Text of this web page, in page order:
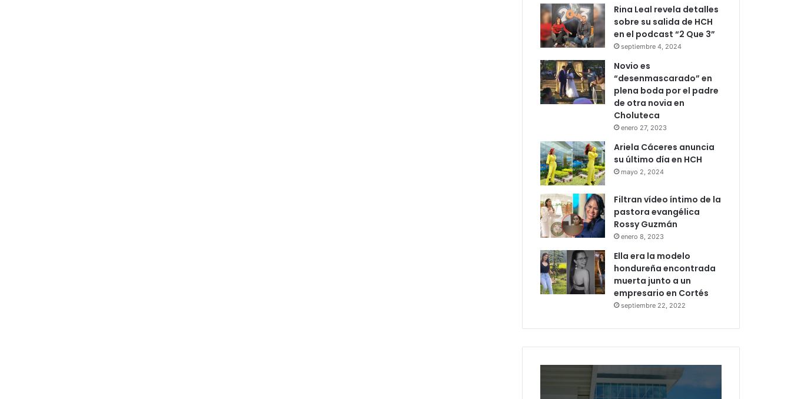
Rina Leal revela detalles
sobre su salida de HCH
en el podcast “2 Que 3”
septiembre 4, 2024
Novio es
“desenmascarado” en
plena boda por el padre
de otra novia en
Choluteca
enero 27, 2023
Ariela Cáceres anuncia
su último día en HCH
mayo 2, 2024
Filtran vídeo íntimo de la
pastora evangélica
Rossy Guzmán
enero 8, 2023
Ella era la modelo
hondureña encontrada
muerta junto a un
empresario en Cortés
septiembre 22, 2022